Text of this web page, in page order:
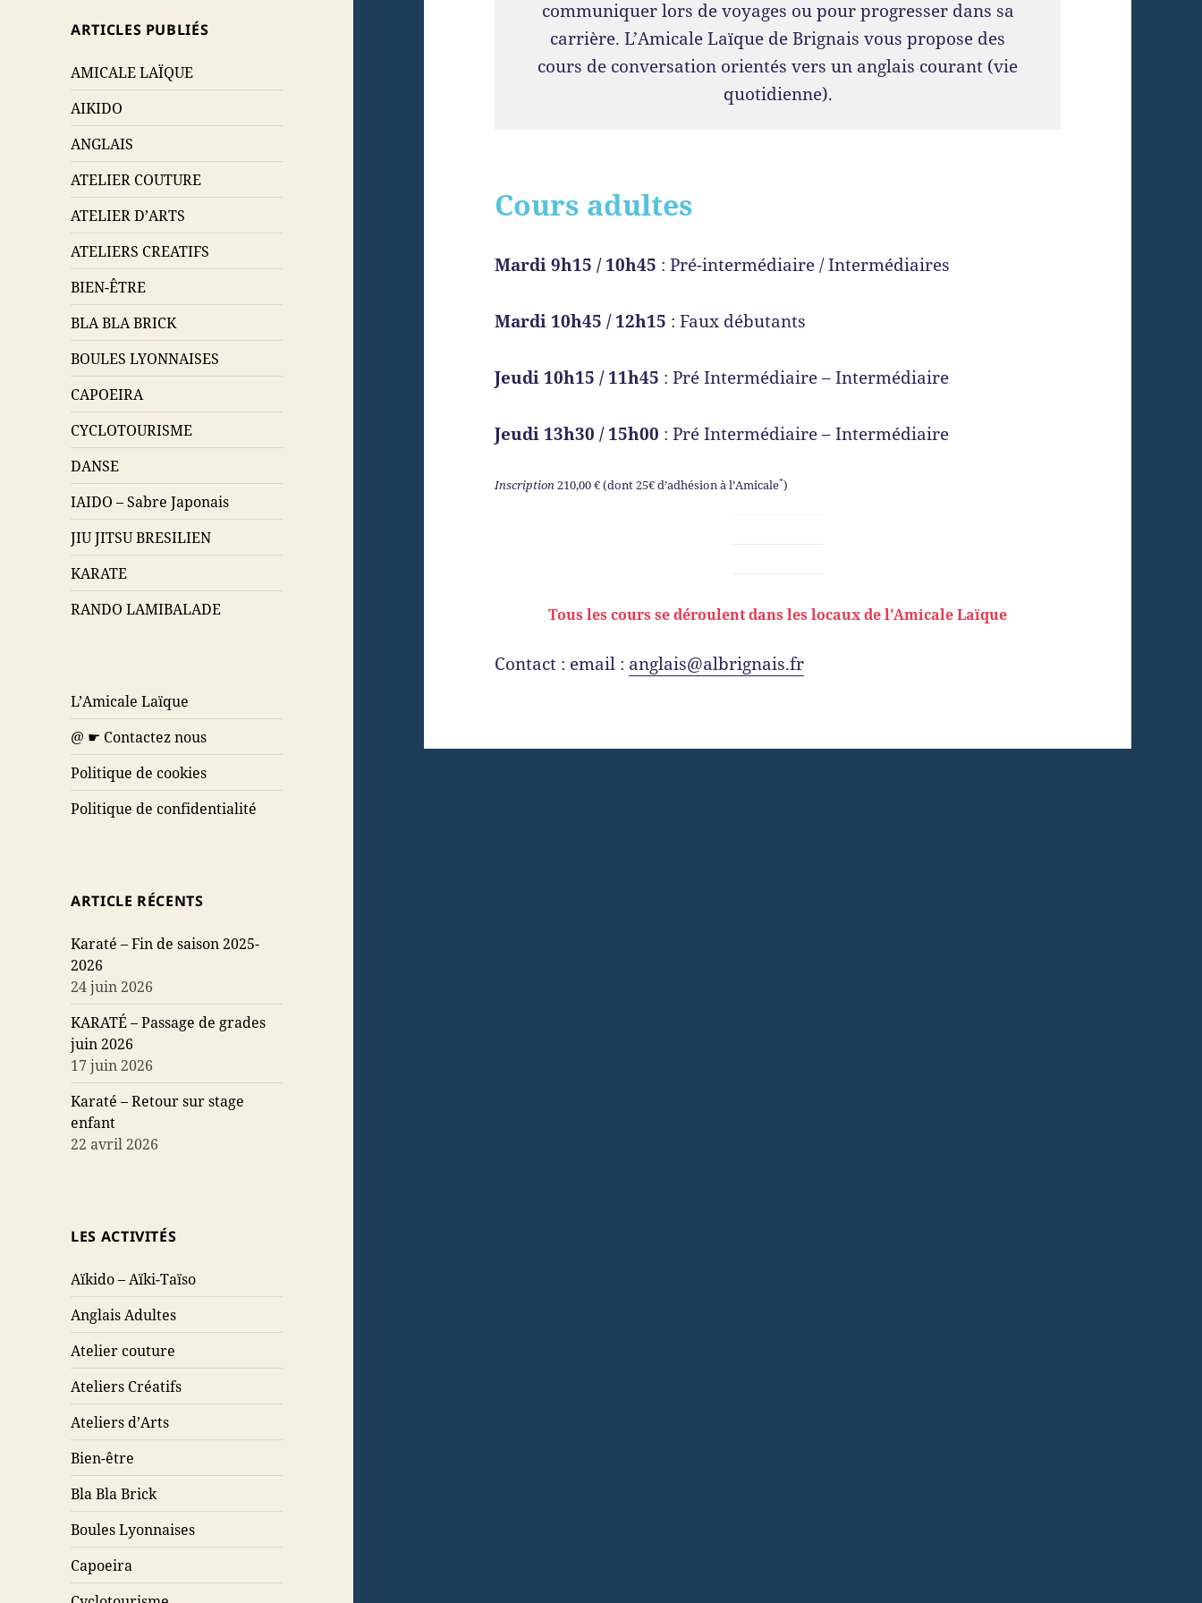
ARTICLES PUBLIÉS
AMICALE LAÏQUE
AIKIDO
ANGLAIS
ATELIER COUTURE
ATELIER D’ARTS
ATELIERS CREATIFS
BIEN-ÊTRE
BLA BLA BRICK
BOULES LYONNAISES
CAPOEIRA
CYCLOTOURISME
DANSE
IAIDO – Sabre Japonais
JIU JITSU BRESILIEN
KARATE
RANDO LAMIBALADE
L’Amicale Laïque
@ ☛ Contactez nous
Politique de cookies
Politique de confidentialité
ARTICLE RÉCENTS
Karaté – Fin de saison 2025-
2026
24 juin 2026
KARATÉ – Passage de grades
juin 2026
17 juin 2026
Karaté – Retour sur stage
enfant
22 avril 2026
LES ACTIVITÉS
Aïkido – Aïki-Taïso
Anglais Adultes
Atelier couture
Ateliers Créatifs
Ateliers d’Arts
Bien-être
Bla Bla Brick
Boules Lyonnaises
Capoeira
communiquer lors de voyages ou pour progresser dans sa
carrière. L’Amicale Laïque de Brignais vous propose des
cours de conversation orientés vers un anglais courant (vie
quotidienne).
Cours adultes
Mardi 9h15 / 10h45 : Pré-intermédiaire / Intermédiaires
Mardi 10h45 / 12h15 : Faux débutants
Jeudi 10h15 / 11h45 : Pré Intermédiaire – Intermédiaire
Jeudi 13h30 / 15h00 : Pré Intermédiaire – Intermédiaire
Inscription210,00 € (dont 25€ d’adhésion à l’Amicale*)
Tous les cours se déroulent dans les locaux de l’Amicale Laïque
Contact : email : anglais@albrignais.fr